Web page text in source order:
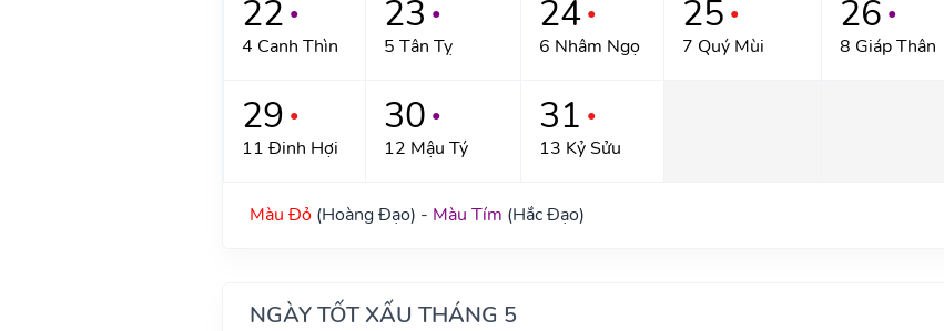
22 ●
4 Canh Thìn
23 ●
5 Tân Tỵ
24 ●
6 Nhâm Ngọ
25 ●
7 Quý Mùi
26 ●
8 Giáp Thân
29 ●
11 Đinh Hợi
30 ●
12 Mậu Tý
31 ●
13 Kỷ Sửu
Màu Đỏ(Hoàng Đạo) - Màu Tím (Hắc Đạo)
NGÀY TỐT XẤU THÁNG 5